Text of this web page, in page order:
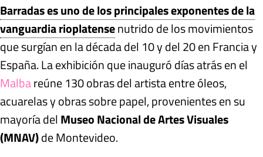
Barradas es uno de los principales exponentes de la
vanguardia rioplatensenutrido de los movimientos
que surgían en la década del 10 y del 20 en Francia y
España. La exhibición que inauguró días atrás en el
Malbareúne 130 obras del artista entre óleos,
acuarelas y obras sobre papel, provenientes en su
mayoría del Museo Nacional de Artes Visuales
(MNAV)de Montevideo.